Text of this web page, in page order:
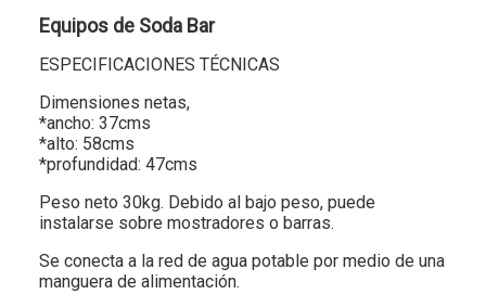
Equipos de Soda Bar
ESPECIFICACIONES TÉCNICAS
Dimensiones netas,
*ancho: 37cms
*alto: 58cms
*profundidad: 47cms
Peso neto 30kg. Debido al bajo peso, puede
instalarse sobre mostradores o barras.
Se conecta a la red de agua potable por medio de una
manguera de alimentación.